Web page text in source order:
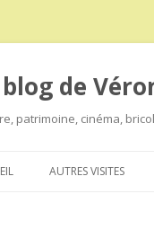
blog de
patrimoine, cinéma,
AUTRES VISITES